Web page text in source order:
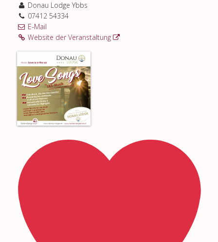
Donau Lodge Ybbs
07412 54334
E-Mail
Website der Veranstaltung